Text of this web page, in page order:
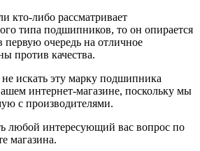
кто-либо рассматривает
типа подшипников, то он опирается
первую очередь на отличное
против качества.
искать эту марку подшипника
интернет-магазине, поскольку мы
с производителями.
любой интересующий вас вопрос по
магазина.